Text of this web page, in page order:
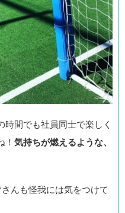
間でも社員同士で楽しく
！ 気持ちが燃えるような、
んも怪我には気をつけて